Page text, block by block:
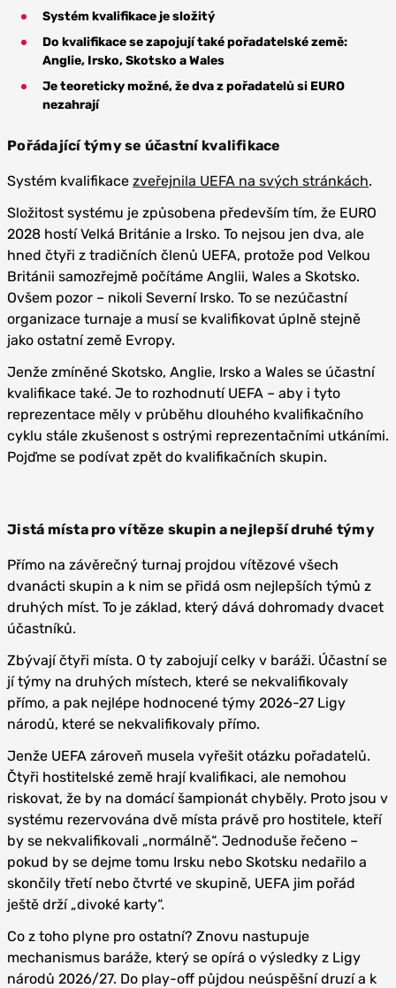
Systém kvalifikace je složitý
Do kvalifikace se zapojují také pořadatelské země:
Anglie, Irsko, Skotsko a Wales
Je teoreticky možné, že dva z pořadatelů si EURO
nezahrají
Pořádající týmy se účastní kvalifikace
Systém kvalifikace zveřejnila UEFA na svých stránkách.
Složitost systému je způsobena především tím, že EURO
2028 hostí Velká Británie a Irsko. To nejsou jen dva, ale
hned čtyři z tradičních členů UEFA, protože pod Velkou
Británii samozřejmě počítáme Anglii, Wales a Skotsko.
Ovšem pozor – nikoli Severní Irsko. To se nezúčastní
organizace turnaje a musí se kvalifikovat úplně stejně
jako ostatní země Evropy.
Jenže zmíněné Skotsko, Anglie, Irsko a Wales se účastní
kvalifikace také. Je to rozhodnutí UEFA – aby i tyto
reprezentace měly v průběhu dlouhého kvalifikačního
cyklu stále zkušenost s ostrými reprezentačními utkáními.
Pojďme se podívat zpět do kvalifikačních skupin.
Jistá místa pro vítěze skupin a nejlepší druhé týmy
Přímo na závěrečný turnaj projdou vítězové všech
dvanácti skupin a k nim se přidá osm nejlepších týmů z
druhých míst. To je základ, který dává dohromady dvacet
účastníků.
Zbývají čtyři místa. O ty zabojují celky v baráži. Účastní se
jí týmy na druhých místech, které se nekvalifikovaly
přímo, a pak nejlépe hodnocené týmy 2026-27 Ligy
národů, které se nekvalifikovaly přímo.
Jenže UEFA zároveň musela vyřešit otázku pořadatelů.
Čtyři hostitelské země hrají kvalifikaci, ale nemohou
riskovat, že by na domácí šampionát chyběly. Proto jsou v
systému rezervována dvě místa právě pro hostitele, kteří
by se nekvalifikovali „normálně“. Jednoduše řečeno –
pokud by se dejme tomu Irsku nebo Skotsku nedařilo a
skončily třetí nebo čtvrté ve skupině, UEFA jim pořád
ještě drží „divoké karty“.
Co z toho plyne pro ostatní? Znovu nastupuje
mechanismus baráže, který se opírá o výsledky z Ligy
národů 2026/27. Do play-off půjdou neúspěšní druzí a k